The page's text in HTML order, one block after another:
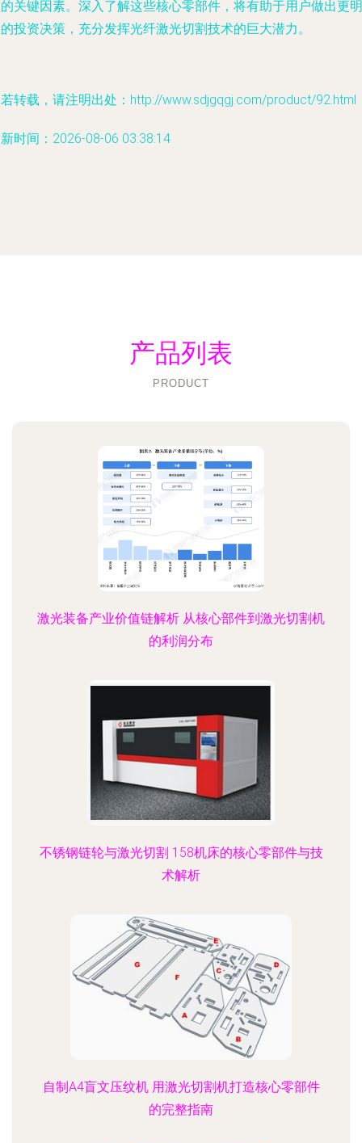
关键因素。深入了解这些核心零部件，将有助于用户做出更明
投资决策，充分发挥光纤激光切割技术的巨大潜力。
转载，请注明出处：http://www.sdjgqgj.com/product/92.html
时间：2026-08-06 03:38:14
产品列表
PRODUCT
激光装备产业价值链解析 从核心部件到激光切割机
的利润分布
不锈钢链轮与激光切割 158机床的核心零部件与技
术解析
自制A4盲文压纹机 用激光切割机打造核心零部件
的完整指南